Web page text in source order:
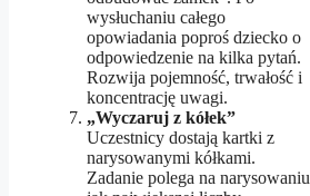
wysłuchaniu całego
opowiadania poproś dziecko o
odpowiedzenie na kilka pytań.
Rozwija pojemność, trwałość i
koncentrację uwagi.
„Wyczaruj z kółek”
Uczestnicy dostają kartki z
narysowanymi kółkami.
Zadanie polega na narysowaniu